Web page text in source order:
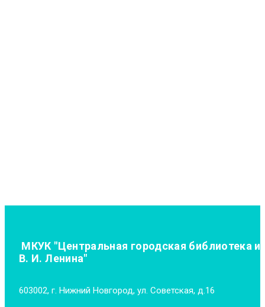
МКУК "Центральная городская библиотека
В. И. Ленина"
603002, г. Нижний Новгород, ул. Советская, д.16